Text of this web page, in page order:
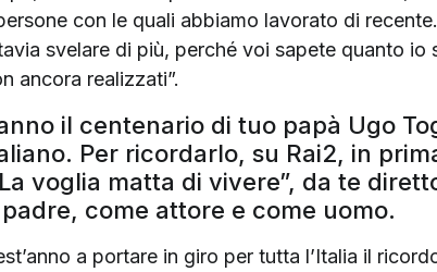
con le quali abbiamo lavorato di
svelare di più, perché voi sapete quanto io
ancora realizzati”.
il centenario di tuo papà Ugo
Per ricordarlo, su Rai2, in
voglia matta di vivere”, da te
come attore e come uomo.
a portare in giro per tutta l’Italia il